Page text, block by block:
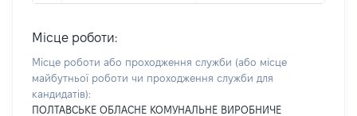
Місце роботи:
Місце роботи або проходження служби (або місце
майбутньої роботи чи проходження служби для
кандидатів):
ПОЛТАВСЬКЕ ОБЛАСНЕ КОМУНАЛЬНЕ ВИРОБНИЧЕ